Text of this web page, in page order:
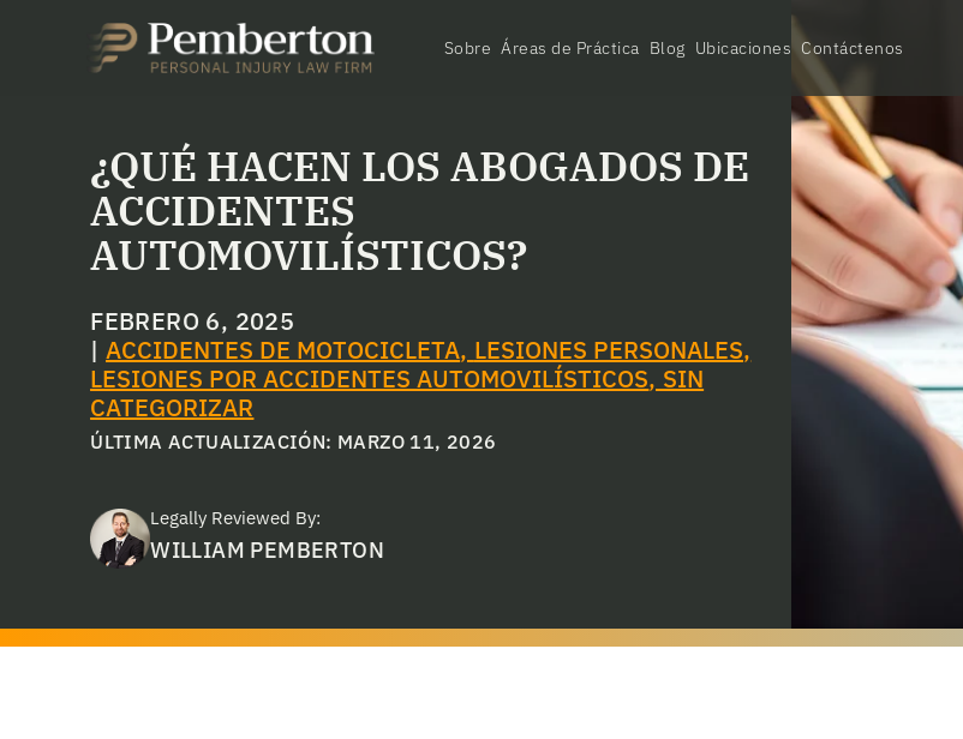
Sobre Áreas de Práctica Blog Ubicaciones Contáctenos
¿QUÉ HACEN LOS ABOGADOS DE
ACCIDENTES
AUTOMOVILÍSTICOS?
FEBRERO 6, 2025
| ACCIDENTES DE MOTOCICLETA, LESIONES PERSONALES,
LESIONES POR ACCIDENTES AUTOMOVILÍSTICOS, SIN
CATEGORIZAR
ÚLTIMA ACTUALIZACIÓN: MARZO 11, 2026
Legally Reviewed By:
WILLIAM PEMBERTON